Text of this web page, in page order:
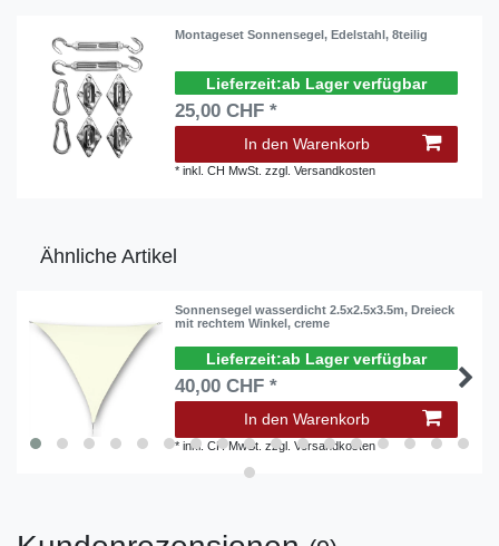
Montageset Sonnensegel, Edelstahl, 8teilig
ab Lager verfügbar
25,00 CHF *
In den Warenkorb
*inkl. CH MwSt. zzgl.Versandkosten
Ähnliche Artikel
Sonnensegel wasserdicht 2.5x2.5x3.5m, Dreieck
mit rechtem Winkel, creme
ab Lager verfügbar
40,00 CHF *
In den Warenkorb
*inkl. CH MwSt. zzgl.Versandkosten